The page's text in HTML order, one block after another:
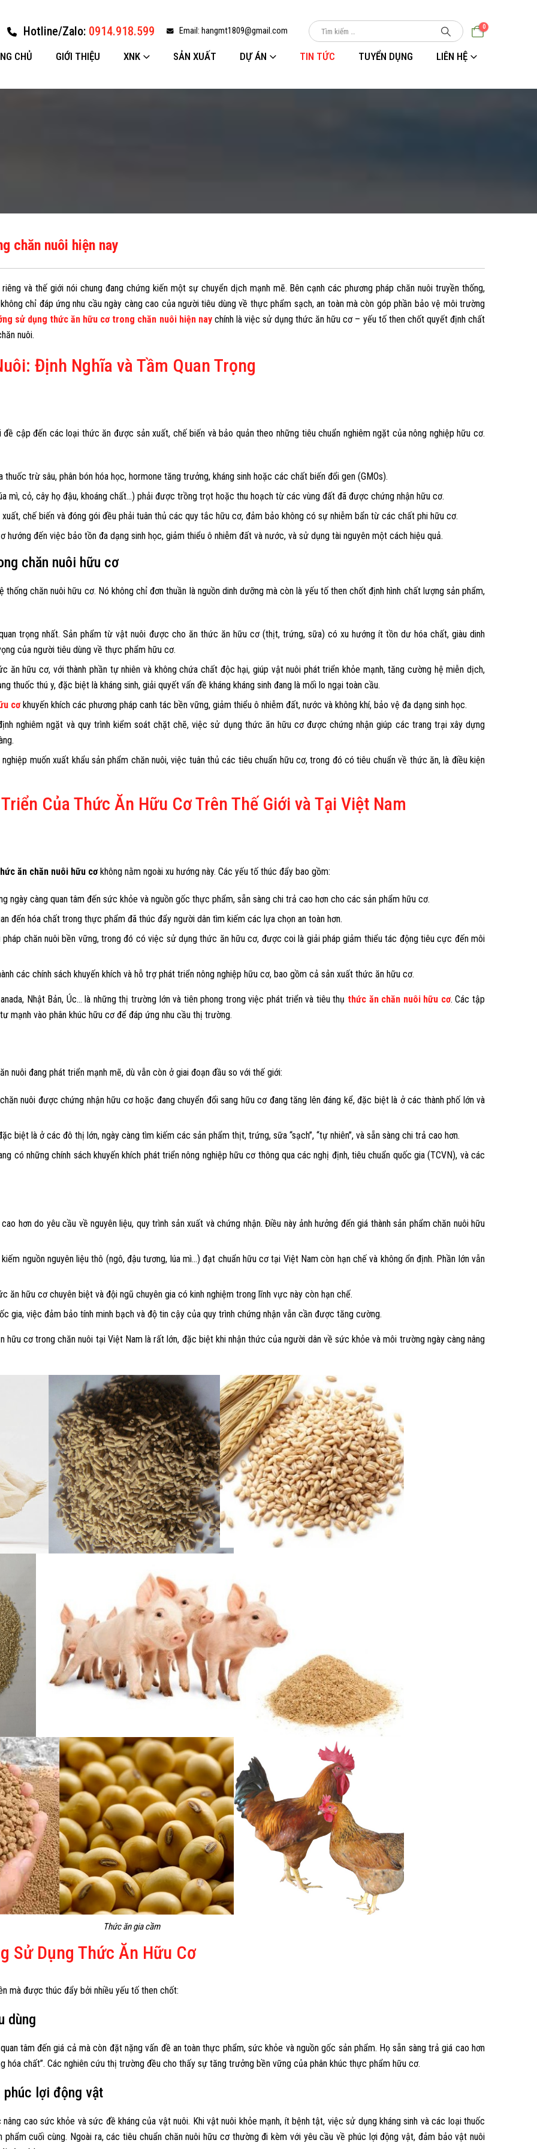
Hotline/Zalo: 0914.918.599 Email: hangmt1809@gmail.com 0
CHỦ GIỚI THIỆU XNK SẢN XUẤT DỰ ÁN TIN TỨC TUYỂN DỤNG LIÊN HỆ
chăn nuôi hiện nay
và thế giới nói chung đang chứng kiến một sự chuyển dịch mạnh mẽ. Bên cạnh các phương pháp chăn nuôi truyền thống,
chỉ đáp ứng nhu cầu ngày càng cao của người tiêu dùng về thực phẩm sạch, an toàn mà còn góp phần bảo vệ môi trường
sử dụng thức ăn hữu cơ trong chăn nuôi hiện naychính là việc sử dụng thức ăn hữu cơ – yếu tố then chốt quyết định chất
nuôi.
Định Nghĩa và Tầm Quan Trọng
cập đến các loại thức ăn được sản xuất, chế biến và bảo quản theo những tiêu chuẩn nghiêm ngặt của nông nghiệp hữu cơ.
trừ sâu, phân bón hóa học, hormone tăng trưởng, kháng sinh hoặc các chất biến đổi gen (GMOs).
mì, cỏ, cây họ đậu, khoáng chất…) phải được trồng trọt hoặc thu hoạch từ các vùng đất đã được chứng nhận hữu cơ.
chế biến và đóng gói đều phải tuân thủ các quy tắc hữu cơ, đảm bảo không có sự nhiễm bẩn từ các chất phi hữu cơ.
đến việc bảo tồn đa dạng sinh học, giảm thiểu ô nhiễm đất và nước, và sử dụng tài nguyên một cách hiệu quả.
chăn nuôi hữu cơ
chăn nuôi hữu cơ. Nó không chỉ đơn thuần là nguồn dinh dưỡng mà còn là yếu tố then chốt định hình chất lượng sản phẩm,
trọng nhất. Sản phẩm từ vật nuôi được cho ăn thức ăn hữu cơ (thịt, trứng, sữa) có xu hướng ít tồn dư hóa chất, giàu dinh
của người tiêu dùng về thực phẩm hữu cơ.
ăn hữu cơ, với thành phần tự nhiên và không chứa chất độc hại, giúp vật nuôi phát triển khỏe mạnh, tăng cường hệ miễn dịch,
thuốc thú y, đặc biệt là kháng sinh, giải quyết vấn đề kháng kháng sinh đang là mối lo ngại toàn cầu.
cơ khuyến khích các phương pháp canh tác bền vững, giảm thiểu ô nhiễm đất, nước và không khí, bảo vệ đa dạng sinh học.
nghiêm ngặt và quy trình kiểm soát chặt chẽ, việc sử dụng thức ăn hữu cơ được chứng nhận giúp các trang trại xây dựng
muốn xuất khẩu sản phẩm chăn nuôi, việc tuân thủ các tiêu chuẩn hữu cơ, trong đó có tiêu chuẩn về thức ăn, là điều kiện
Của Thức Ăn Hữu Cơ Trên Thế Giới và Tại Việt Nam
ăn chăn nuôi hữu cơ không nằm ngoài xu hướng này. Các yếu tố thúc đẩy bao gồm:
ngày càng quan tâm đến sức khỏe và nguồn gốc thực phẩm, sẵn sàng chi trả cao hơn cho các sản phẩm hữu cơ.
đến hóa chất trong thực phẩm đã thúc đẩy người dân tìm kiếm các lựa chọn an toàn hơn.
chăn nuôi bền vững, trong đó có việc sử dụng thức ăn hữu cơ, được coi là giải pháp giảm thiểu tác động tiêu cực đến môi
các chính sách khuyến khích và hỗ trợ phát triển nông nghiệp hữu cơ, bao gồm cả sản xuất thức ăn hữu cơ.
Nhật Bản, Úc… là những thị trường lớn và tiên phong trong việc phát triển và tiêu thụ thức ăn chăn nuôi hữu cơ. Các tập
mạnh vào phân khúc hữu cơ để đáp ứng nhu cầu thị trường.
nuôi đang phát triển mạnh mẽ, dù vẫn còn ở giai đoạn đầu so với thế giới:
nuôi được chứng nhận hữu cơ hoặc đang chuyển đổi sang hữu cơ đang tăng lên đáng kể, đặc biệt là ở các thành phố lớn và
biệt là ở các đô thị lớn, ngày càng tìm kiếm các sản phẩm thịt, trứng, sữa “sạch”, “tự nhiên”, và sẵn sàng chi trả cao hơn.
có những chính sách khuyến khích phát triển nông nghiệp hữu cơ thông qua các nghị định, tiêu chuẩn quốc gia (TCVN), và các
hơn do yêu cầu về nguyên liệu, quy trình sản xuất và chứng nhận. Điều này ảnh hưởng đến giá thành sản phẩm chăn nuôi hữu
nguồn nguyên liệu thô (ngô, đậu tương, lúa mì…) đạt chuẩn hữu cơ tại Việt Nam còn hạn chế và không ổn định. Phần lớn vẫn
ăn hữu cơ chuyên biệt và đội ngũ chuyên gia có kinh nghiệm trong lĩnh vực này còn hạn chế.
gia, việc đảm bảo tính minh bạch và độ tin cậy của quy trình chứng nhận vẫn cần được tăng cường.
cơ trong chăn nuôi tại Việt Nam là rất lớn, đặc biệt khi nhận thức của người dân về sức khỏe và môi trường ngày càng nâng
Thức ăn gia cầm
Sử Dụng Thức Ăn Hữu Cơ
mà được thúc đẩy bởi nhiều yếu tố then chốt:
dùng
tâm đến giá cả mà còn đặt nặng vấn đề an toàn thực phẩm, sức khỏe và nguồn gốc sản phẩm. Họ sẵn sàng trả giá cao hơn
hóa chất”. Các nghiên cứu thị trường đều cho thấy sự tăng trưởng bền vững của phân khúc thực phẩm hữu cơ.
phúc lợi động vật
cao sức khỏe và sức đề kháng của vật nuôi. Khi vật nuôi khỏe mạnh, ít bệnh tật, việc sử dụng kháng sinh và các loại thuốc
cuối cùng. Ngoài ra, các tiêu chuẩn chăn nuôi hữu cơ thường đi kèm với yêu cầu về phúc lợi động vật, đảm bảo vật nuôi